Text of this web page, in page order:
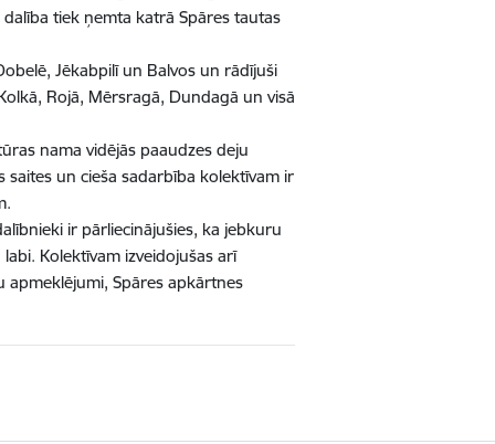
tiek ņemta katrā Spāres tautas
Jēkabpilī un Balvos un rādījuši
Rojā, Mērsragā, Dundagā un visā
nama vidējās paaudzes deju
un cieša sadarbība kolektīvam ir
ir pārliecinājušies, ka jebkuru
Kolektīvam izveidojušas arī
apmeklējumi, Spāres apkārtnes